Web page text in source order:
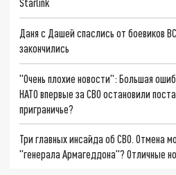
Даня с Дашей спаслись от боевиков
закончились
"Очень плохие новости": Большая
НАТО впервые за СВО остановили
приграничье?
Три главных инсайда об СВО. Отмена
"генерала Армагеддона"? Отличные